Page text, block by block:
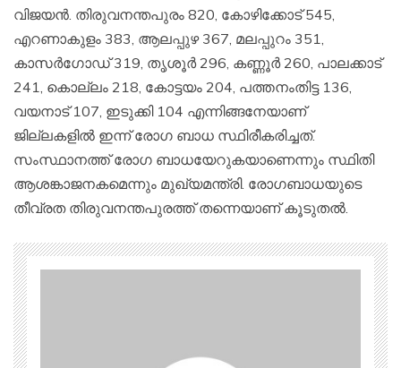
വിജയന്‍. തിരുവനന്തപുരം 820, കോഴിക്കോട് 545,
എറണാകുളം 383, ആലപ്പുഴ 367, മലപ്പുറം 351,
കാസര്‍ഗോഡ് 319, തൃശൂര്‍ 296, കണ്ണൂര്‍ 260, പാലക്കാട്
241, കൊല്ലം 218, കോട്ടയം 204, പത്തനംതിട്ട 136,
വയനാട് 107, ഇടുക്കി 104 എന്നിങ്ങനേയാണ്
ജില്ലകളില്‍ ഇന്ന് രോഗ ബാധ സ്ഥിരീകരിച്ചത്.
സംസ്ഥാനത്ത് രോഗ ബാധയേറുകയാണെന്നും സ്ഥിതി
ആശങ്കാജനകമെന്നും മുഖ്യമന്ത്രി. രോഗബാധയുടെ
തീവ്രത തിരുവനന്തപുരത്ത് തന്നെയാണ് കൂടുതല്‍.